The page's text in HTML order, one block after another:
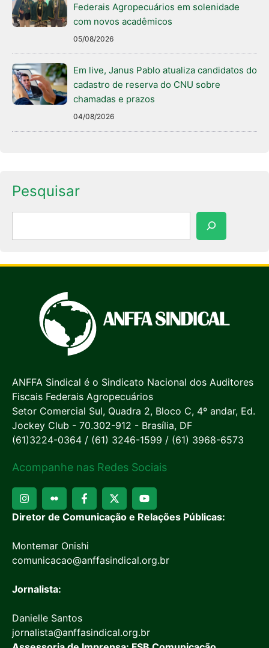
Federais Agropecuários em solenidade
com novos acadêmicos
05/08/2026
Em live, Janus Pablo atualiza candidatos do
cadastro de reserva do CNU sobre
chamadas e prazos
04/08/2026
Pesquisar
ANFFA Sindical é o Sindicato Nacional dos Auditores
Fiscais Federais Agropecuários
Setor Comercial Sul, Quadra 2, Bloco C, 4º andar, Ed.
Jockey Club - 70.302-912 - Brasília, DF
(61)3224-0364 / (61) 3246-1599 / (61) 3968-6573
Acompanhe nas Redes Sociais
Diretor de Comunicação e Relações Públicas:
Montemar Onishi
comunicacao@anffasindical.org.br
Jornalista:
Danielle Santos
jornalista@anffasindical.org.br